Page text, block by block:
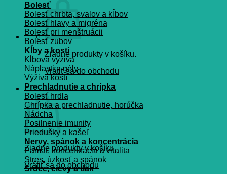
Žiadne produkty v košíku.
Vrátiť sa do obchodu
Košík
Žiadne produkty v košíku.
Vrátiť sa do obchodu
Bolesť
Bolesť chrbta, svalov a kĺbov
Bolesť hlavy a migréna
Bolesť pri menštruácii
Bolesť zubov
Kĺby a kosti
Kĺbová výživa
Náplasti a gély
Výživa kostí
Prechladnutie a chrípka
Bolesť hrdla
Chrípka a prechladnutie, horúčka
Nádcha
Posilnenie imunity
Priedušky a kašeľ
Nervy, spánok a koncentrácia
Pamät, koncentrácia a vitalita
Stres, úzkosť a spánok
Srdce, cievy a tlak